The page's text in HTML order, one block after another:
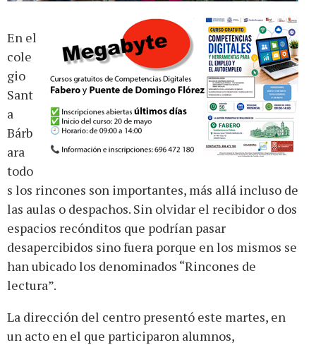
En el
cole
gio
Sant
a
Bárb
ara
todo
s los rincones son importantes, más allá incluso de
las aulas o despachos. Sin olvidar el recibidor o dos
espacios recónditos que podrían pasar
desapercibidos sino fuera porque en los mismos se
han ubicado los denominados “Rincones de
lectura”.
La dirección del centro presentó este martes, en
un acto en el que participaron alumnos,